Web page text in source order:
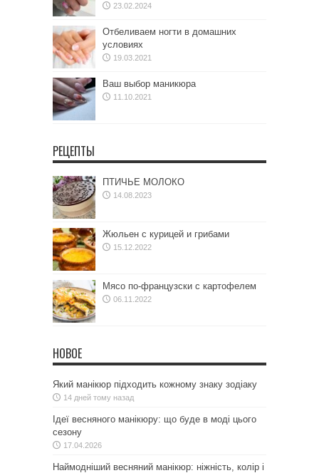
23.02.2024
Отбеливаем ногти в домашних
условиях
19.03.2021
Ваш выбор маникюра
11.10.2021
РЕЦЕПТЫ
ПТИЧЬЕ МОЛОКО
14.08.2023
Жюльен с курицей и грибами
15.12.2022
Мясо по-французски с картофелем
06.11.2022
НОВОЕ
Який манікюр підходить кожному знаку зодіаку
14 дней тому назад
Ідеї весняного манікюру: що буде в моді цього
сезону
17.04.2026
Наймодніший весняний манікюр: ніжність, колір і